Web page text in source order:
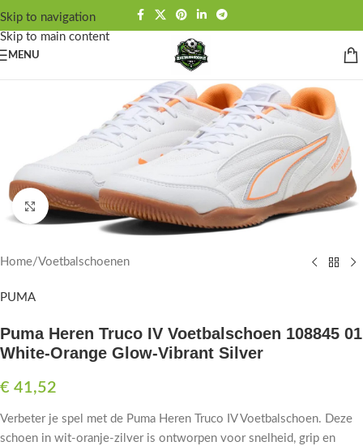
Skip to navigation
Skip to main content
MENU
Click to enlarge
Home/Voetbalschoenen
PUMA
Puma Heren Truco IV Voetbalschoen 108845 01
White-Orange Glow-Vibrant Silver
€ 41,52
Verbeter je spel met de Puma Heren Truco IV Voetbalschoen. Deze
schoen in wit-oranje-zilver is ontworpen voor snelheid, grip en